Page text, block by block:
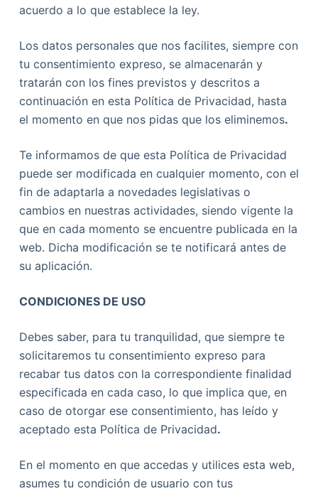
acuerdo a lo que establece la ley.
Los datos personales que nos facilites, siempre con
tu consentimiento expreso, se almacenarán y
tratarán con los fines previstos y descritos a
continuación en esta Política de Privacidad, hasta
el momento en que nos pidas que los eliminemos.
Te informamos de que esta Política de Privacidad
puede ser modificada en cualquier momento, con el
fin de adaptarla a novedades legislativas o
cambios en nuestras actividades, siendo vigente la
que en cada momento se encuentre publicada en la
web. Dicha modificación se te notificará antes de
su aplicación.
CONDICIONES DE USO
Debes saber, para tu tranquilidad, que siempre te
solicitaremos tu consentimiento expreso para
recabar tus datos con la correspondiente finalidad
especificada en cada caso, lo que implica que, en
caso de otorgar ese consentimiento, has leído y
aceptado esta Política de Privacidad.
En el momento en que accedas y utilices esta web,
asumes tu condición de usuario con tus